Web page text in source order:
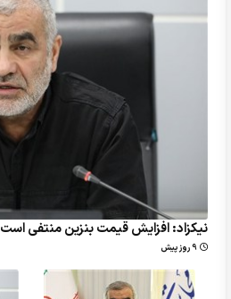
نیکزاد: افزایش قیمت بنزین منتفی است
9 روز پیش